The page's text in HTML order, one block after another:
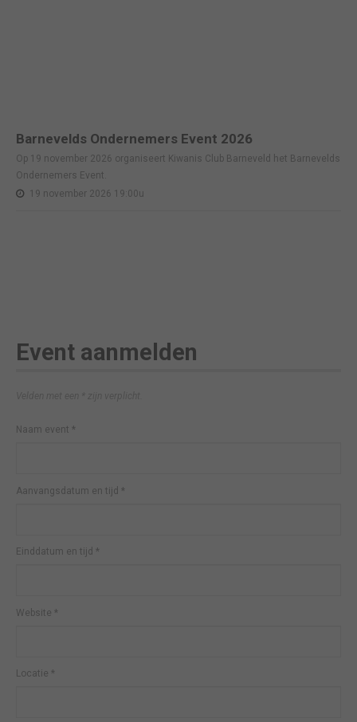
Barnevelds Ondernemers Event 2026
Op 19 november 2026 organiseert Kiwanis Club Barneveld het Barnevelds
Ondernemers Event.
19 november 2026 19:00u
Event aanmelden
Naam event *
Aanvangsdatum en tijd *
Einddatum en tijd *
Website *
Locatie *